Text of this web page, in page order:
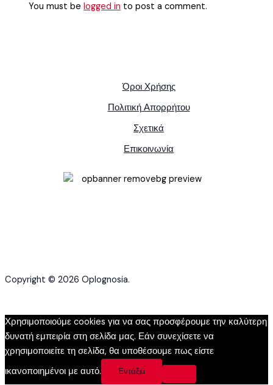
You must belogged in to post a comment.
Όροι Χρήσης
Πολιτική Απορρήτου
Σχετικά
Επικοινωνία
Copyright © 2026 Oplognosia.
Χρησιμοποιούμε cookies για να σας προσφέρουμε την καλύτερη
δυνατή εμπειρία στη σελίδα μας. Εάν συνεχίσετε να
χρησιμοποιείτε τη σελίδα, θα υποθέσουμε πως είστε
ικανοποιημένοι με αυτό.
Εντάξει